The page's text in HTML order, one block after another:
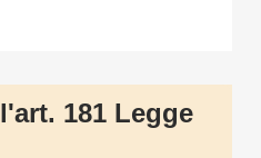
181 Legge